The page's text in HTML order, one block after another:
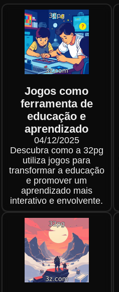
Jogos como
ferramenta de
educação e
aprendizado
04/12/2025
Descubra como a 32pg
utiliza jogos para
transformar a educação
e promover um
aprendizado mais
interativo e envolvente.